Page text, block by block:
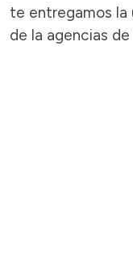
te entregamos la
de la agencias